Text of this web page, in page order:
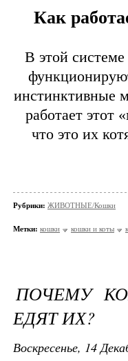
Как
В этой
инстинктивные
работает
что это их
Рубрики: ЖИВОТНЫЕ/Кошки
Метки: кошки кошки и коты
ПОЧЕМУ
ЕДЯТ ИХ?
Воскресенье, 14